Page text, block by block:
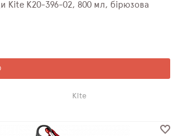
Kite K20-396-02, 800 мл, бірюзова
Kite